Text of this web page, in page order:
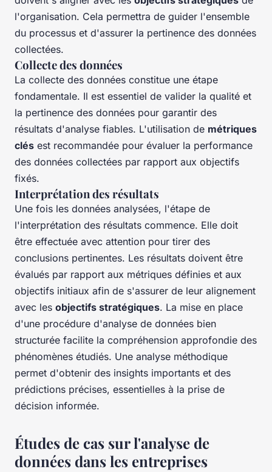
l'organisation. Cela permettra de guider l'ensemble
du processus et d'assurer la pertinence des données
collectées.
Collecte des données
La collecte des données constitue une étape
fondamentale. Il est essentiel de valider la qualité et
la pertinence des données pour garantir des
résultats d'analyse fiables. L'utilisation de métriques
clés est recommandée pour évaluer la performance
des données collectées par rapport aux objectifs
fixés.
Interprétation des résultats
Une fois les données analysées, l'étape de
l'interprétation des résultats commence. Elle doit
être effectuée avec attention pour tirer des
conclusions pertinentes. Les résultats doivent être
évalués par rapport aux métriques définies et aux
objectifs initiaux afin de s'assurer de leur alignement
avec les objectifs stratégiques. La mise en place
d'une procédure d'analyse de données bien
structurée facilite la compréhension approfondie des
phénomènes étudiés. Une analyse méthodique
permet d'obtenir des insights importants et des
prédictions précises, essentielles à la prise de
décision informée.
Études de cas sur l'analyse de
données dans les entreprises